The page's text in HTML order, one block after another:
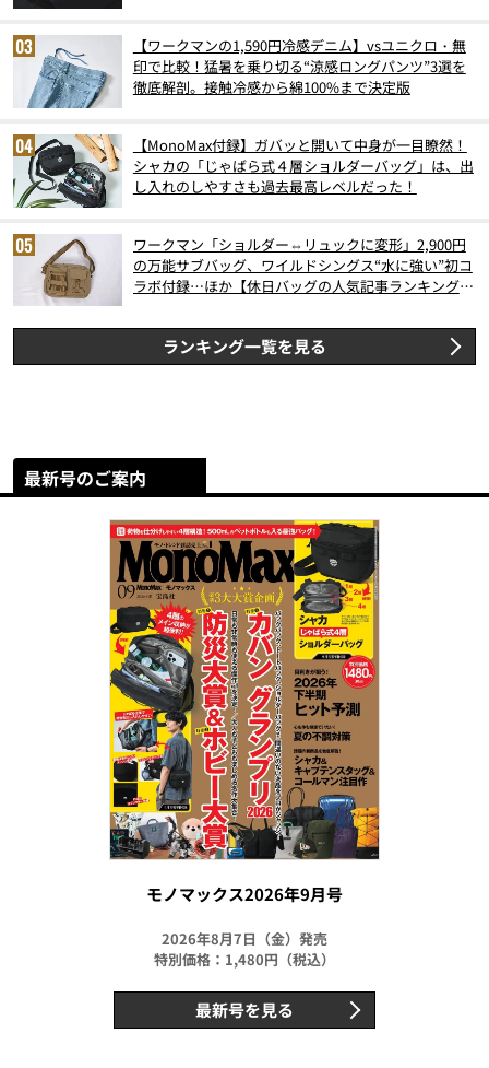
【ワークマンの1,590円冷感デニム】vsユニクロ・無
印で比較！猛暑を乗り切る“涼感ロングパンツ”3選を
徹底解剖。接触冷感から綿100%まで決定版
【MonoMax付録】ガバッと開いて中身が一目瞭然！
シャカの「じゃばら式４層ショルダーバッグ」は、出
し入れのしやすさも過去最高レベルだった！
ワークマン「ショルダー⇔リュックに変形」2,900円
の万能サブバッグ、ワイルドシングス“水に強い”初コ
ラボ付録…ほか【休日バッグの人気記事ランキングベ
ランキング一覧を見る
最新号のご案内
モノマックス2026年9月号
2026年8月7日（金）発売
特別価格：1,480円（税込）
最新号を見る